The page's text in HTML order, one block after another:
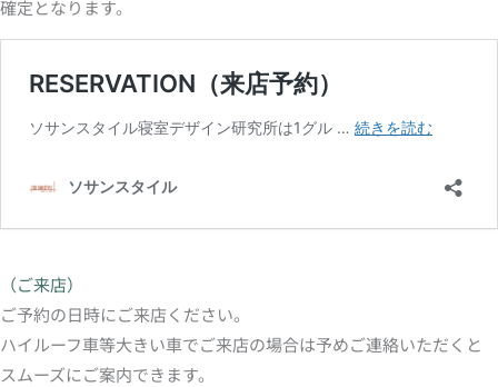
確定となります。
（ご来店）
ご予約の日時にご来店ください。
ハイルーフ車等大きい車でご来店の場合は予めご連絡いただくと
スムーズにご案内できます。